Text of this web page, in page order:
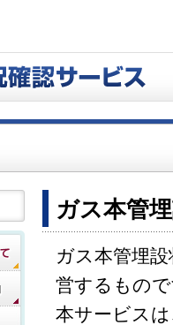
ガス本管
ガス本管埋
営するもの
本サービス